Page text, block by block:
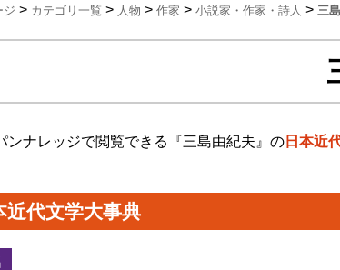
ジ > カテゴリ一覧 > 人物 > 作家 > 小説家・作家・詩人 > 三
ンナレッジで閲覧できる『三島由紀夫』の日本近
近代文学大事典